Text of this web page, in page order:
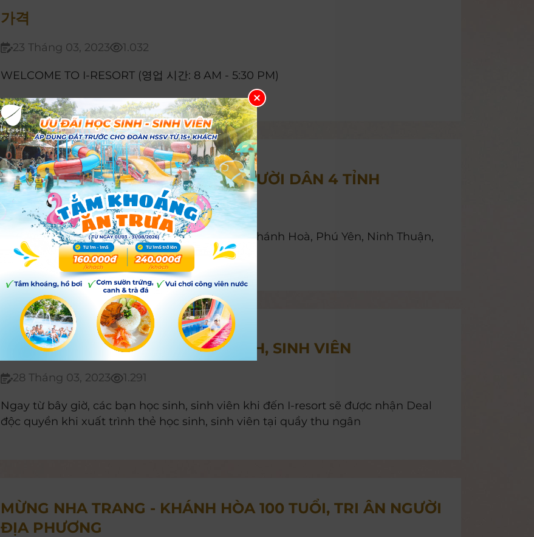
가격
23 Tháng 03, 2023 1.032
WELCOME TO I-RESORT (영업 시간: 8 AM - 5:30 PM)
ƯU ĐÃI GIẢM 10% GIÁ VÉ CHO NGƯỜI DÂN 4 TỈNH
14 Tháng 09, 2024 1.471
Giảm 10% giá vé cho người dân 4 tỉnh thành: Khánh Hoà, Phú Yên, Ninh Thuận,
Lâm Đồng.
DEAL DÀNH RIÊNG CHO HỌC SINH, SINH VIÊN
28 Tháng 03, 2023 1.291
Ngay từ bây giờ, các bạn học sinh, sinh viên khi đến I-resort sẽ được nhận Deal
độc quyền khi xuất trình thẻ học sinh, sinh viên tại quầy thu ngân
MỪNG NHA TRANG - KHÁNH HÒA 100 TUỔI, TRI ÂN NGƯỜI
ĐỊA PHƯƠNG